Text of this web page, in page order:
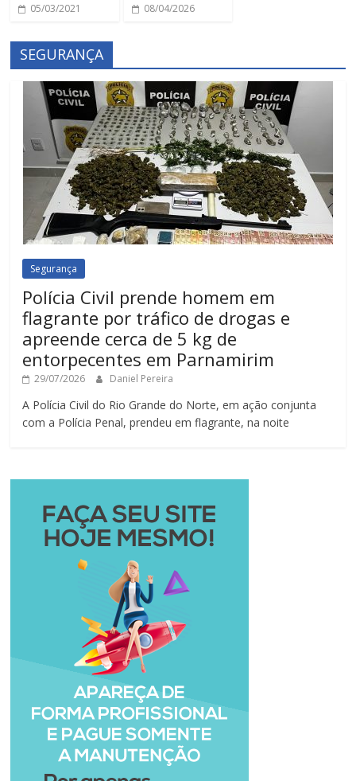
05/03/2021 08/04/2026
SEGURANÇA
Segurança
Polícia Civil prende homem em
flagrante por tráfico de drogas e
apreende cerca de 5 kg de
entorpecentes em Parnamirim
29/07/2026 Daniel Pereira
A Polícia Civil do Rio Grande do Norte, em ação conjunta
com a Polícia Penal, prendeu em flagrante, na noite